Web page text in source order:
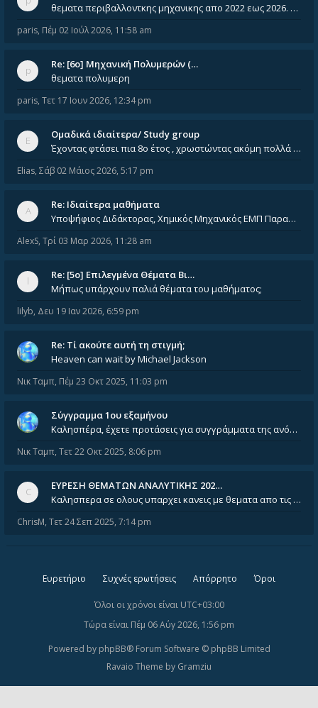
θεματα περιβαλλοντκης μηχανικης απο 2022 εως 2026. Δεν ειναι μεσα του Σεπτεμβιου του 2025. Αν τα εχει καποιος ας τα ανε
paris, Πέμ 02 Ιούλ 2026, 11:58 am
Re: [6o] Mηχανική Πολυμερών (…
θεματα πολυμερη
paris, Τετ 17 Ιουν 2026, 12:34 pm
Ομαδικά ιδιαίτερα/ Study group
Έχοντας φτάσει πια 8ο έτος , χρωστώντας ακόμη πολλά και χωρίς καμία όρεξη ούτε να διαβάσω μόνος μου ούτε να παρακολουθήσ
Elias, Σάβ 02 Μάιος 2026, 5:17 pm
Re: Ιδιαίτερα μαθήματα
Υποψήφιος Διδάκτορας, Χημικός Μηχανικός ΕΜΠ Παραδίδω ιδιαίτερα μαθήματα μέσης και ανώτατης εκπαίδευσης σε θετικές και τε
AlexS, Τρί 03 Μαρ 2026, 11:28 am
Re: [5ο] Επιλεγμένα Θέματα Βι…
Μήπως υπάρχουν παλιά θέματα του μαθήματος;
lilyb, Δευ 19 Ιαν 2026, 6:59 pm
Re: Tί ακούτε αυτή τη στιγμή;
Heaven can wait by Michael Jackson
Νικ Ταμπ, Πέμ 23 Οκτ 2025, 11:03 pm
Σύγγραμμα 1ου εξαμήνου
Καλησπέρα, έχετε προτάσεις για συγγράμματα της ανόργανης χημείας? Είμαι ανάμεσα σε Λιοδάκη, Chung και Atkins
Νικ Ταμπ, Τετ 22 Οκτ 2025, 8:06 pm
ΕΥΡΕΣΗ ΘΕΜΑΤΩΝ ΑΝΑΛΥΤΙΚΗΣ 202…
Καλησπερα σε ολους υπαρχει κανεις με θεματα απο τις εξετασεις του ιουνιου και σεπτεμβρίου για την αναλυτικη χημεια
ChrisM, Τετ 24 Σεπ 2025, 7:14 pm
Ευρετήριο Συχνές ερωτήσεις Απόρρητο Όροι
Όλοι οι χρόνοι είναι UTC+03:00
Τώρα είναι Πέμ 06 Αύγ 2026, 1:56 pm
Powered by phpBB® Forum Software © phpBB Limited
Ravaio Theme by Gramziu